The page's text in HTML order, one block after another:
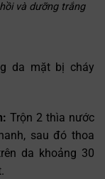
và dưỡng trắng
da mặt bị cháy
Trộn 2 thìa nước
sau đó thoa
da khoảng 30